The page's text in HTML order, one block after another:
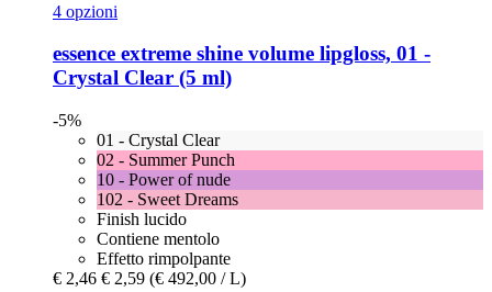
4 opzioni
essence extreme shine volume lipgloss, 01 -​
Crystal Clear (5 ml)
-5%
01 - Crystal Clear
02 - Summer Punch
10 - Power of nude
102 - Sweet Dreams
Finish lucido
Contiene mentolo
Effetto rimpolpante
€ 2,46 € 2,59 (€ 492,00 / L)